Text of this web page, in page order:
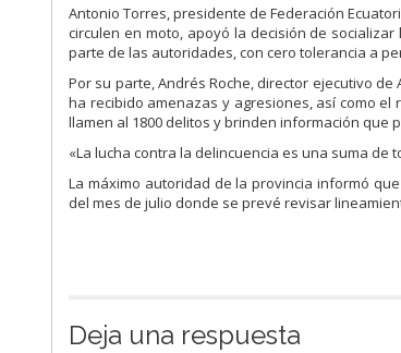
Antonio Torres, presidente de Federación
circulen en moto, apoyó la decisión de
parte de las autoridades, con cero tolerancia a
Por su parte, Andrés Roche, director ejecutivo de
ha recibido amenazas y agresiones, así como
llamen al 1800 delitos y brinden información que
«La lucha contra la delincuencia es una suma
La máximo autoridad de la provincia informó
del mes de julio donde se prevé revisar
Deja una respuesta